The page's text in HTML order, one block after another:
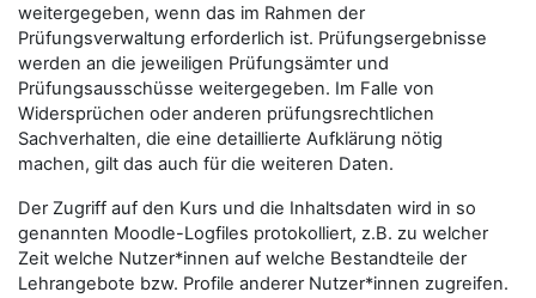
weitergegeben, wenn das im Rahmen der
Prüfungsverwaltung erforderlich ist. Prüfungsergebnisse
werden an die jeweiligen Prüfungsämter und
Prüfungsausschüsse weitergegeben. Im Falle von
Widersprüchen oder anderen prüfungsrechtlichen
Sachverhalten, die eine detaillierte Aufklärung nötig
machen, gilt das auch für die weiteren Daten.
Der Zugriff auf den Kurs und die Inhaltsdaten wird in so
genannten Moodle-Logfiles protokolliert, z.B. zu welcher
Zeit welche Nutzer*innen auf welche Bestandteile der
Lehrangebote bzw. Profile anderer Nutzer*innen zugreifen.